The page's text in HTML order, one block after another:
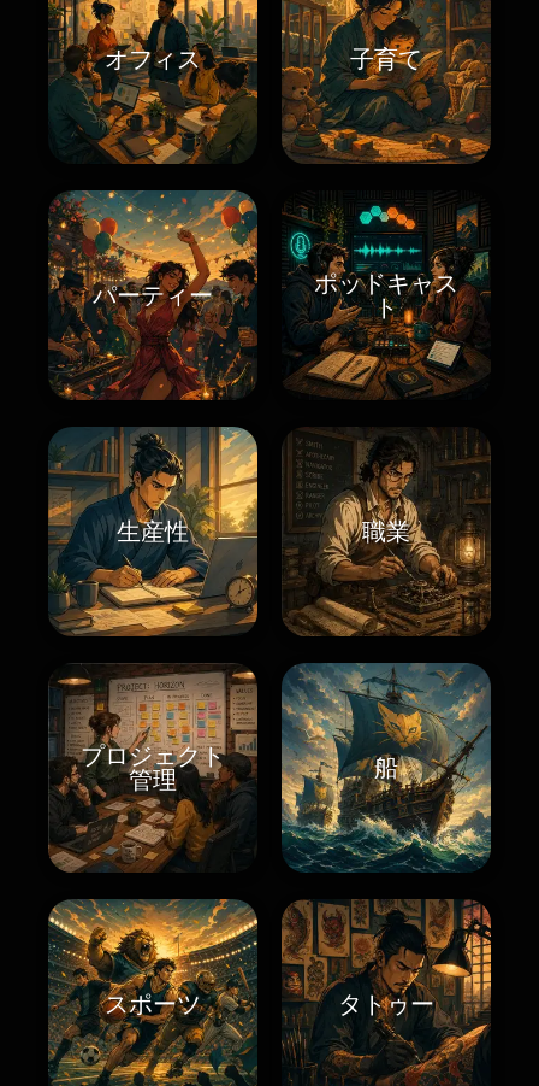
オフィス 子育て
パーティー
ポッドキャス
ト
生産性 職業
プロジェクト
管理
船
スポーツ タトゥー